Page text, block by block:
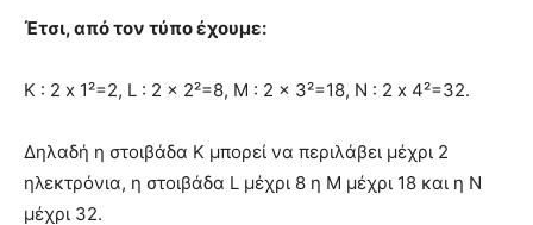
Έτσι, από τον τύπο έχουμε:
Κ : 2 x 1²=2, L : 2 x 2²=8, M : 2 x 3²=18, Ν : 2 x 4²=32.
Δηλαδή η στοιβάδα Κ μπορεί να περιλάβει μέχρι 2
ηλεκτρόνια, η στοιβάδα L μέχρι 8 η Μ μέχρι 18 και η Ν
μέχρι 32.